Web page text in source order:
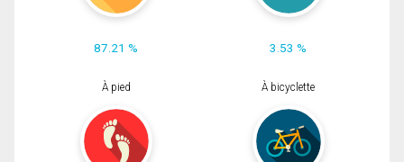
87.21 % 3.53 %
À pied À bicyclette